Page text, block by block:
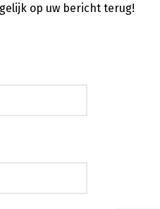
op uw bericht terug!